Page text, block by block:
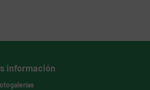
información